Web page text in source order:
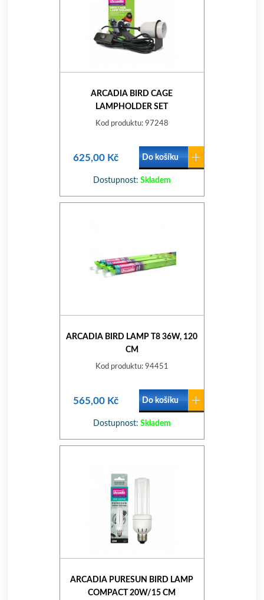
ARCADIA BIRD CAGE
LAMPHOLDER SET
Kod produktu: 97248
625,00 Kč Do košíku
Dostupnost: Skladem
ARCADIA BIRD LAMP T8 36W, 120
CM
Kod produktu: 94451
565,00 Kč Do košíku
Dostupnost: Skladem
ARCADIA PURESUN BIRD LAMP
COMPACT 20W/15 CM